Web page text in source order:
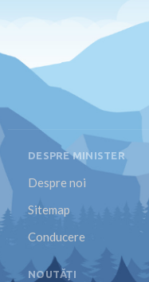
DESPRE MINISTER
Despre noi
Sitemap
Conducere
NOUTĂȚI